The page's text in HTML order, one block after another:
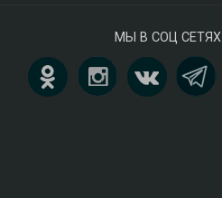
МЫ В СОЦ СЕТЯХ